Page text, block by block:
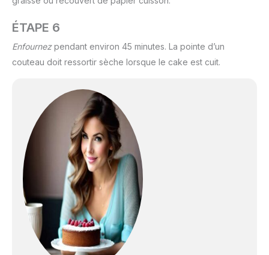
ÉTAPE 6
Enfournezpendant environ 45 minutes. La pointe d’un
couteau doit ressortir sèche lorsque le cake est cuit.